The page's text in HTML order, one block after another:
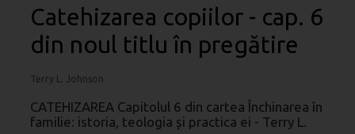
Catehizarea copiilor - cap. 6
din noul titlu în pregătire
Terry L. Johnson
CATEHIZAREA Capitolul 6 din cartea Închinarea în
familie: istoria, teologia și practica ei - Terry L.